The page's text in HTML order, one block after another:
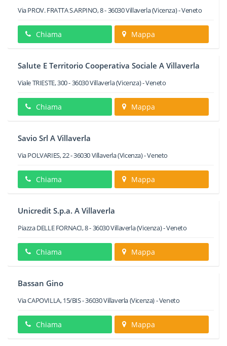
Via PROV. FRATTA S.ARPINO, 8-36030Villaverla(Vicenza) -Veneto
Chiama Mappa
Salute E Territorio Cooperativa Sociale A Villaverla
Viale TRIESTE, 300-36030Villaverla(Vicenza) -Veneto
Chiama Mappa
Savio Srl A Villaverla
Via POLVARIES, 22-36030Villaverla(Vicenza) -Veneto
Chiama Mappa
Unicredit S.p.a. A Villaverla
Piazza DELLE FORNACI, 8-36030Villaverla(Vicenza) -Veneto
Chiama Mappa
Bassan Gino
Via CAPOVILLA, 15/BIS-36030Villaverla(Vicenza) -Veneto
Chiama Mappa